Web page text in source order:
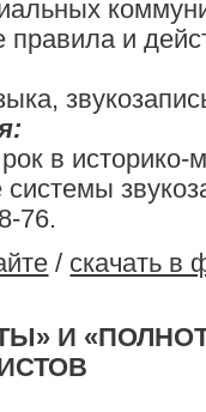
и
в историко-
системы
76.
/ скачать в
И